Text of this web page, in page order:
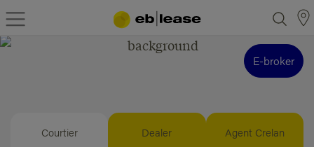
E-broker
Courtier Dealer Agent Crelan